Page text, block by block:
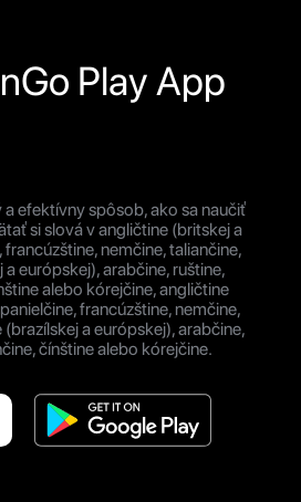
Play App
a efektívny spôsob, ako sa naučiť
si slová v angličtine (britskej a
nemčine, taliančine,
európskej), arabčine, ruštine,
alebo kórejčine, angličtine
francúzštine, nemčine,
a európskej), arabčine,
čínštine alebo kórejčine.